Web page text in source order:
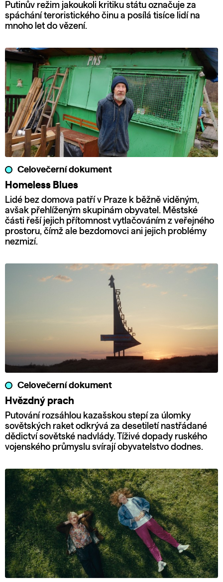
Putinův režim jakoukoli kritiku státu označuje za
spáchání teroristického činu a posílá tisíce lidí na
mnoho let do vězení.
Celovečerní dokument
Homeless Blues
Lidé bez domova patří v Praze k běžně viděným,
avšak přehlíženým skupinám obyvatel. Městské
části řeší jejich přítomnost vytlačováním z veřejného
prostoru, čímž ale bezdomovci ani jejich problémy
nezmizí.
Celovečerní dokument
Hvězdný prach
Putování rozsáhlou kazašskou stepí za úlomky
sovětských raket odkrývá za desetiletí nastřádané
dědictví sovětské nadvlády. Tíživé dopady ruského
vojenského průmyslu svírají obyvatelstvo dodnes.